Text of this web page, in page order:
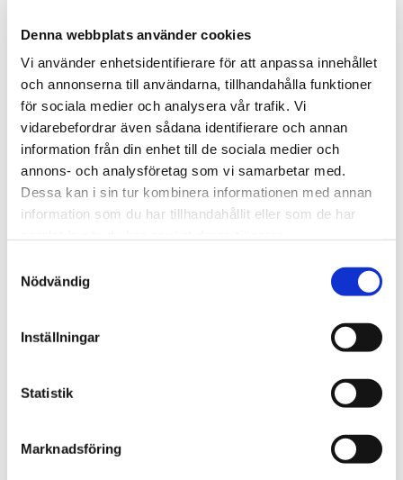
Denna webbplats använder cookies
Vi använder enhetsidentifierare för att anpassa innehållet
och annonserna till användarna, tillhandahålla funktioner
för sociala medier och analysera vår trafik. Vi
vidarebefordrar även sådana identifierare och annan
information från din enhet till de sociala medier och
annons- och analysföretag som vi samarbetar med.
Dessa kan i sin tur kombinera informationen med annan
information som du har tillhandahållit eller som de har
Nödvändig
Inställningar
Statistik
Marknadsföring
eller äldre människor som vill ha en extra hög
värmepump efter husets behov.
6. Dimensionering
Dimensioneringen är mycket viktig eftersom din värmepump
ska:
a) Värma ditt hus på ett lönsamt sätt under hela året.
b) Hantera även de allra kallaste dagarna.
en lägre driftskostnad. Med en för liten värmepump blir det
tvärtom. En korrekt dimensionering har en optimal balans
En effektiv värmepump kan sänka dina värmekostnader. Men
beskaffenhet, systemets dimensionering och prestanda samt
förstås utetemperaturen.